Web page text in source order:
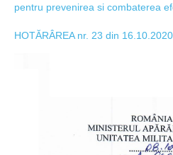
pentru prevenirea si combaterea
HOTĂRÂREA nr. 23 din